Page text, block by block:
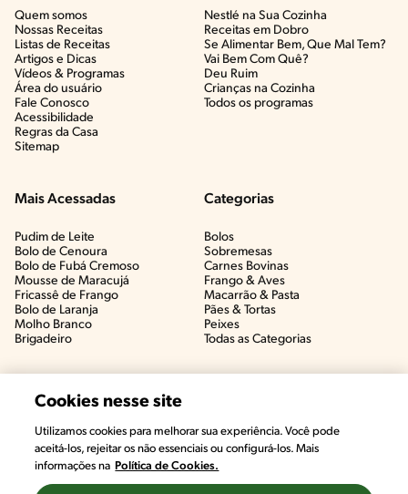
Quem somos
Nossas Receitas
Listas de Receitas​
Artigos e Dicas​
Vídeos & Programas​
Área do usuário
Fale Conosco
Acessibilidade
Regras da Casa
Sitemap
Nestlé na Sua Cozinha
Receitas em Dobro
Se Alimentar Bem, Que Mal Tem?​
Vai Bem Com Quê?​
Deu Ruim​
Crianças na Cozinha​
Todos os programas
Mais Acessadas
Pudim de Leite
Bolo de Cenoura
Bolo de Fubá Cremoso
Mousse de Maracujá
Fricassê de Frango
Bolo de Laranja
Molho Branco
Brigadeiro
Categorias
Bolos
Sobremesas
Carnes Bovinas​
Frango & Aves​
Macarrão & Pasta​
Pães & Tortas​
Peixes
Todas as Categorias
Cookies nesse site
Utilizamos cookies para melhorar sua experiência. Você pode
aceitá-los, rejeitar os não essenciais ou configurá-los. Mais
informações na Política de Cookies.